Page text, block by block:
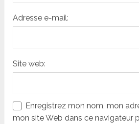
Adresse e-mail:
Site web:
Enregistrez mon nom, mon
mon site Web dans ce navigateur